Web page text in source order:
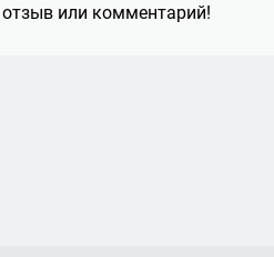
или комментарий!